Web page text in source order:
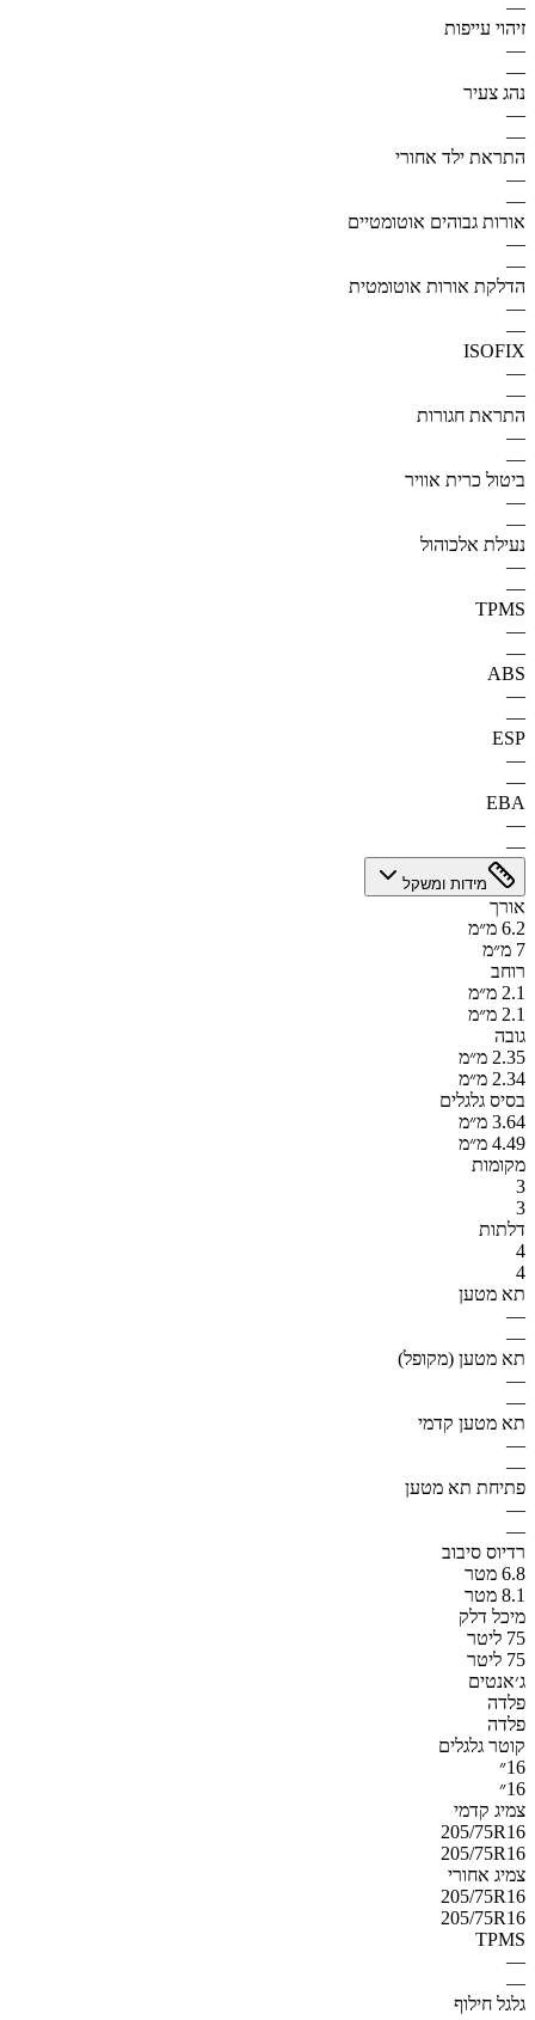
—
זיהוי עייפות
—
—
נהג צעיר
—
—
התראת ילד אחורי
—
—
אורות גבוהים אוטומטיים
—
—
הדלקת אורות אוטומטית
—
—
ISOFIX
—
—
התראת חגורות
—
—
ביטול כרית אוויר
—
—
נעילת אלכוהול
—
—
TPMS
—
—
ABS
—
—
ESP
—
—
EBA
—
—
מידות ומשקל
אורך
6.2 מ״מ
7 מ״מ
רוחב
2.1 מ״מ
2.1 מ״מ
גובה
2.35 מ״מ
2.34 מ״מ
בסיס גלגלים
3.64 מ״מ
4.49 מ״מ
מקומות
3
3
דלתות
4
4
תא מטען
—
—
תא מטען (מקופל)
—
—
תא מטען קדמי
—
—
פתיחת תא מטען
—
—
רדיוס סיבוב
6.8 מטר
8.1 מטר
מיכל דלק
75 ליטר
75 ליטר
ג׳אנטים
פלדה
פלדה
קוטר גלגלים
16״
16״
צמיג קדמי
205/75R16
205/75R16
צמיג אחורי
205/75R16
205/75R16
TPMS
—
—
גלגל חילוף